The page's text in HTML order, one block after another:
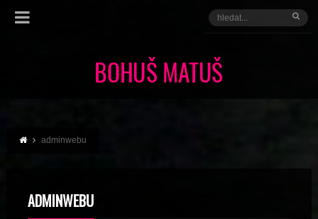
adminwebu
ADMINWEBU